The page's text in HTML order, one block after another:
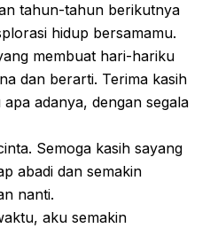
tahun-tahun berikutnya
hidup bersamamu.
membuat hari-hariku
dan berarti. Terima kasih
adanya, dengan segala
Semoga kasih sayang
abadi dan semakin
nanti.
aku semakin